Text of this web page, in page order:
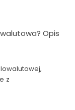
Opis
z